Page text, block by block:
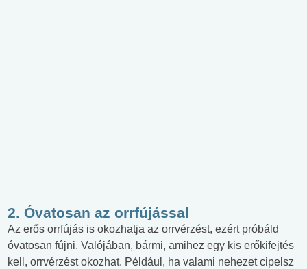
2. Óvatosan az orrfújással
Az erős orrfújás is okozhatja az orrvérzést, ezért próbáld
óvatosan fújni. Valójában, bármi, amihez egy kis erőkifejtés
kell, orrvérzést okozhat. Például, ha valami nehezet cipelsz